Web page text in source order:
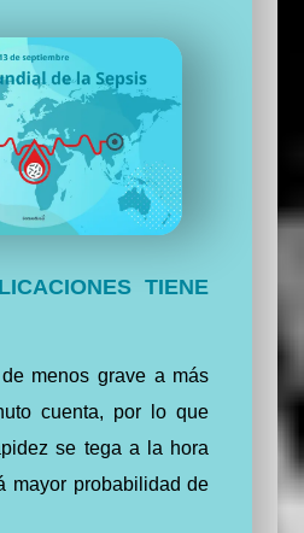
TIENE
menos grave a más
cuenta, por lo que
se tega a la hora
mayor probabilidad de